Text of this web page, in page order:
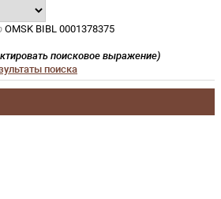
OMSK BIBL 0001378375
поисковое выражение)
поиска